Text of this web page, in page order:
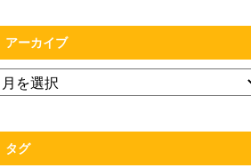
アーカイブ
タグ